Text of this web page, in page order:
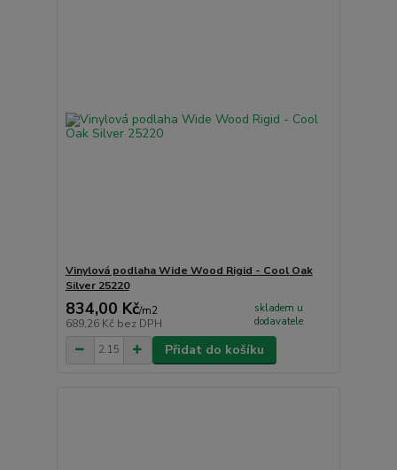
Vinylová podlaha Wide Wood Rigid - Cool Oak
Silver 25220
834,00 Kč/m2
689,26 Kč bez DPH
skladem u
dodavatele
Přidat do košíku